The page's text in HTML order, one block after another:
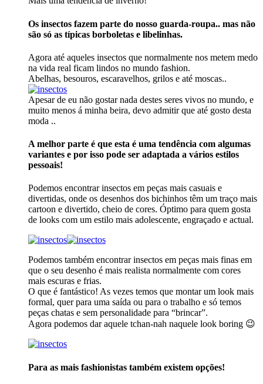
Os insectos fazem parte do nosso guarda-roupa.. mas não
são só as típicas borboletas e libelinhas.
Agora até aqueles insectos que normalmente nos metem medo
na vida real ficam lindos no mundo fashion.
Abelhas, besouros, escaravelhos, grilos e até moscas..
Apesar de eu não gostar nada destes seres vivos no mundo, e
muito menos á minha beira, devo admitir que até gosto desta
moda ..
A melhor parte é que esta é uma tendência com algumas
variantes e por isso pode ser adaptada a vários estilos
pessoais!
Podemos encontrar insectos em peças mais casuais e
divertidas, onde os desenhos dos bichinhos têm um traço mais
cartoon e divertido, cheio de cores. Óptimo para quem gosta
de looks com um estilo mais adolescente, engraçado e actual.
Podemos também encontrar insectos em peças mais finas em
que o seu desenho é mais realista normalmente com cores
mais escuras e frias.
O que é fantástico! As vezes temos que montar um look mais
formal, quer para uma saída ou para o trabalho e só temos
peças chatas e sem personalidade para “brincar”.
Agora podemos dar aquele tchan-nah naquele look boring 😉
Para as mais fashionistas também existem opções!